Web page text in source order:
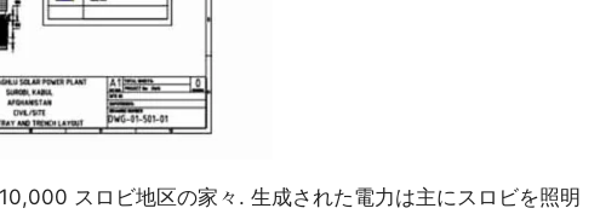
スロビ地区の家々. 生成された電力は主にスロビを照明